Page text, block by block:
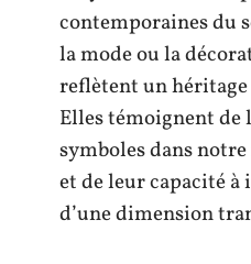
contemporaines du
la mode ou la
reflètent un
Elles témoignent de
symboles dans
et de leur capacité
d’une dimension